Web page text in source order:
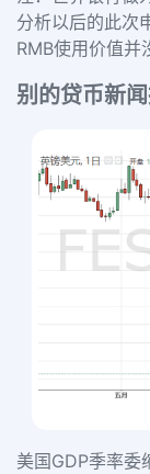
分析以后的此次
RMB使用价值并
别的贷币新闻
美国GDP季率委